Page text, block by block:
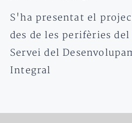
S'ha presentat el
des de les perifèries
Servei del
Integral